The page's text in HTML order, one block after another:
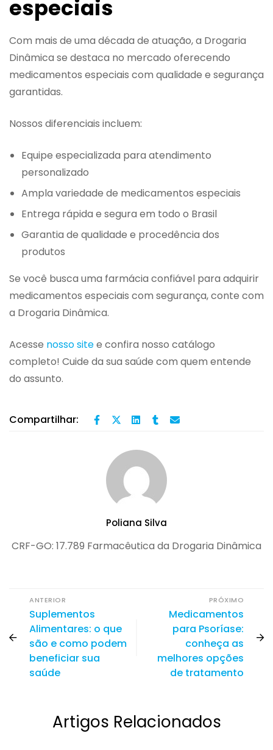
especiais
Com mais de uma década de atuação, a Drogaria
Dinâmica se destaca no mercado oferecendo
medicamentos especiais com qualidade e segurança
garantidas.
Nossos diferenciais incluem:
Equipe especializada para atendimento
personalizado
Ampla variedade de medicamentos especiais
Entrega rápida e segura em todo o Brasil
Garantia de qualidade e procedência dos
produtos
Se você busca uma farmácia confiável para adquirir
medicamentos especiais com segurança, conte com
a Drogaria Dinâmica.
Acesse nosso sitee confira nosso catálogo
completo! Cuide da sua saúde com quem entende
do assunto.
Compartilhar:
Poliana Silva
CRF-GO: 17.789 Farmacêutica da Drogaria Dinâmica
ANTERIOR
Suplementos
Alimentares: o que
são e como podem
beneficiar sua
saúde
PRÓXIMO
Medicamentos
para Psoríase:
conheça as
melhores opções
de tratamento
Artigos Relacionados